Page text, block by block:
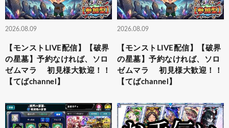
2026.08.09
【モンストLIVE配信】【破界
の星墓】予約なければ、ソロ
ゼムマラ 初見様大歓迎！！
【てばchannel】
2026.08.09
【モンストLIVE配信】【破界
の星墓】予約なければ、ソロ
ゼムマラ 初見様大歓迎！！
【てばchannel】